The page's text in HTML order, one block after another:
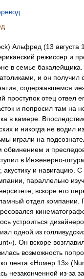
Альфред (13 августа
режиссер и
в семье бакалейщика.
и он получил
содержавшемся
проступок отец отвел
и попросил там на
в камере.
и никогда не водил
играли на
обвинением и
в Инженерно-
акустику и навигацию.
параллельно
вскоре его
отдел компании.
устроиться
одной из
Он вскоре
возможность
лента «Номер 13»
незаконченной из-за